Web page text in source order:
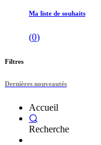
Ma liste de souhaits
(0)
Filtres
Dernières nouveautés
Accueil
Recherche